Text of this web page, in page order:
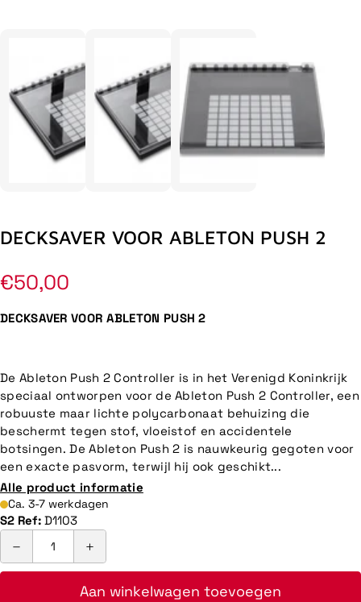
DECKSAVER VOOR ABLETON PUSH 2
Normale
prijs
€50,00
DECKSAVER VOOR ABLETON PUSH 2
De Ableton Push 2 Controller is in het Verenigd Koninkrijk
speciaal ontworpen voor de Ableton Push 2 Controller, een
robuuste maar lichte polycarbonaat behuizing die
beschermt tegen stof, vloeistof en accidentele
botsingen. De Ableton Push 2 is nauwkeurig gegoten voor
een exacte pasvorm, terwijl hij ook geschikt...
Alle product informatie
Ca. 3-7 werkdagen
S2 Ref: D1103
Aan winkelwagen toevoegen